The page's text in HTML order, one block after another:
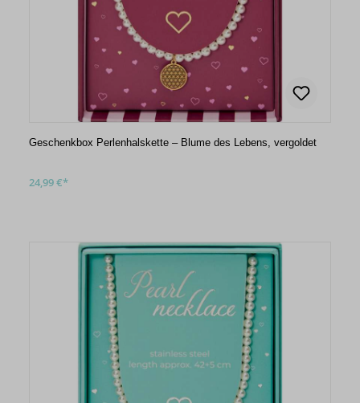
Geschenkbox Perlenhalskette – Blume des Lebens, vergoldet
24,99 €*